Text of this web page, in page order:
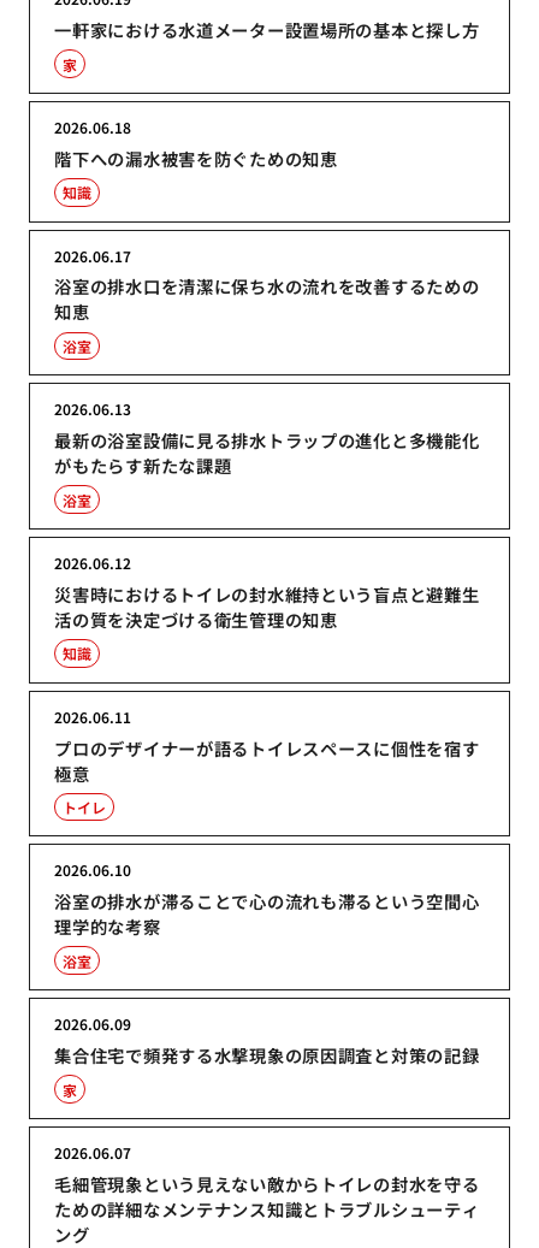
一軒家における水道メーター設置場所の基本と探し方
家
階下への漏水被害を防ぐための知恵
2026.06.18
知識
浴室の排水口を清潔に保ち水の流れを改善するための
知恵
2026.06.17
浴室
最新の浴室設備に見る排水トラップの進化と多機能化
がもたらす新たな課題
2026.06.13
浴室
災害時におけるトイレの封水維持という盲点と避難生
活の質を決定づける衛生管理の知恵
2026.06.12
知識
プロのデザイナーが語るトイレスペースに個性を宿す
極意
2026.06.11
トイレ
浴室の排水が滞ることで心の流れも滞るという空間心
理学的な考察
2026.06.10
浴室
集合住宅で頻発する水撃現象の原因調査と対策の記録
2026.06.09
家
毛細管現象という見えない敵からトイレの封水を守る
ための詳細なメンテナンス知識とトラブルシューティ
ング
2026.06.07